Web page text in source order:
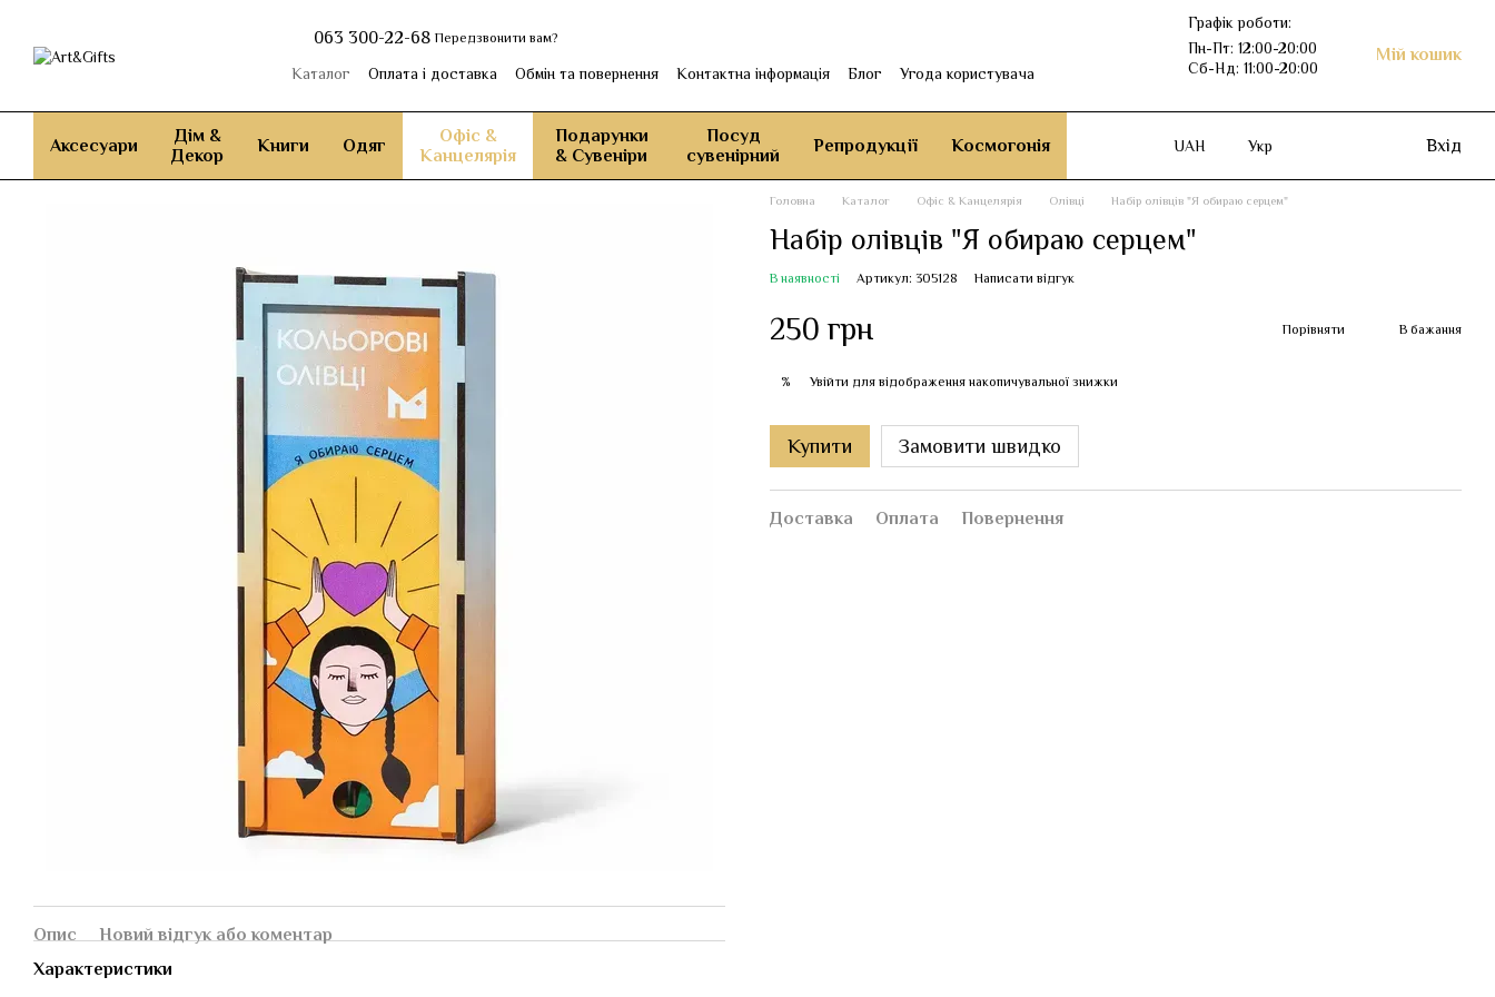
063 300-22-68 Передзвонити вам?
Каталог Оплата і доставка Обмін та повернення Контактна інформація Блог Угода користувача
Графік роботи:
Пн-Пт: 12:00-20:00
Сб-Нд: 11:00-20:00
Мій кошик
Аксесуари
Дім &
Декор
Книги Одяг
Офіс &
Канцелярія
Подарунки
& Сувеніри
Посуд
сувенірний
Репродукції Космогонія UAH Укр Вхід
Опис
Новий відгук або коментар
Характеристики
Головна Каталог Офіс & Канцелярія Олівці Набір олівців "Я обираю серцем"
Набір олівців "Я обираю серцем"
В наявності Артикул: 305128 Написати відгук
250 грн Порівняти В бажання
% Увійти для відображення накопичувальної знижки
Купити Замовити швидко
Доставка Оплата Повернення